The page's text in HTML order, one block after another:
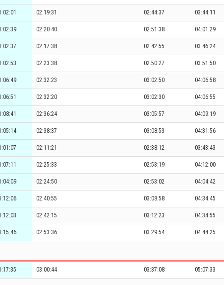
02:19:31 02:44:37 03:44:11
02:20:40 02:51:38 04:01:29
02:17:38 02:42:55 03:46:24
02:23:38 02:50:27 03:51:50
02:32:23 03:02:50 04:06:58
02:32:20 03:02:30 04:06:55
02:36:24 03:05:57 04:09:19
02:38:37 03:08:53 04:31:56
02:11:21 02:38:12 03:43:43
02:25:33 02:53:19 04:12:00
02:24:50 02:53:02 04:04:42
02:40:55 03:08:58 04:34:45
02:42:15 03:12:23 04:34:55
02:53:36 03:29:54 04:44:25
03:00:44 03:37:08 05:07:33